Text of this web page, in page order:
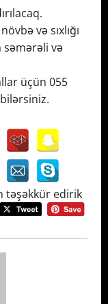
və sıxlığı
səmərəli və
üçün 055
təşəkkür edirik